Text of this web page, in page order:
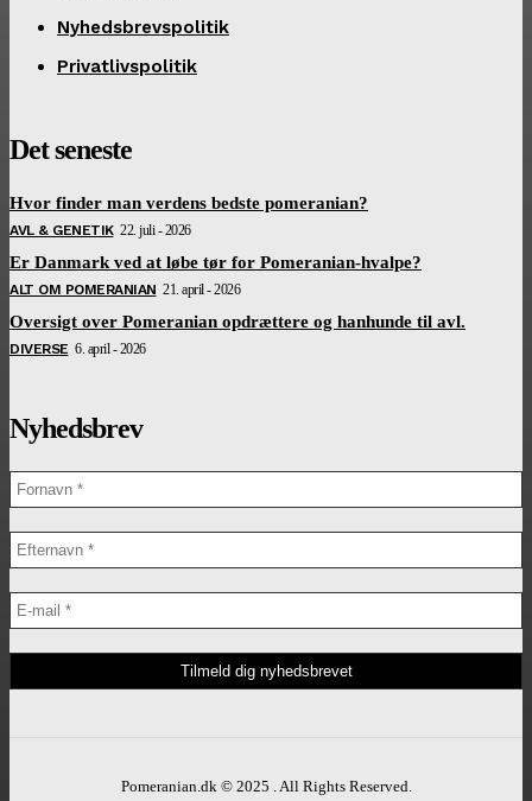
Nyhedsbrevspolitik
Privatlivspolitik
Det seneste
Hvor finder man verdens bedste pomeranian?
AVL & GENETIK 22. juli - 2026
Er Danmark ved at løbe tør for Pomeranian-hvalpe?
ALT OM POMERANIAN 21. april - 2026
Oversigt over Pomeranian opdrættere og hanhunde til avl.
DIVERSE 6. april - 2026
Nyhedsbrev
Pomeranian.dk © 2025 . All Rights Reserved.